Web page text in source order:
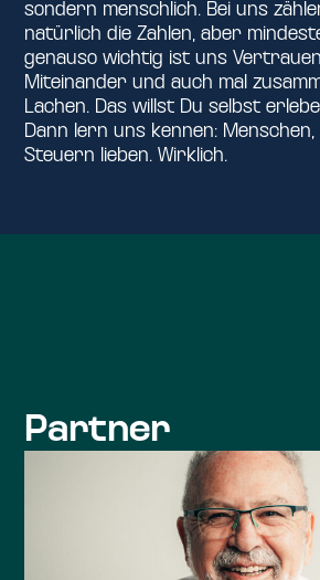
sondern menschlich. Bei uns
natürlich die Zahlen, aber
genauso wichtig ist uns Vertrauen,
Miteinander und auch mal
Lachen. Das willst Du selbst
Dann lern uns kennen: Menschen,
Steuern lieben. Wirklich.
Partner